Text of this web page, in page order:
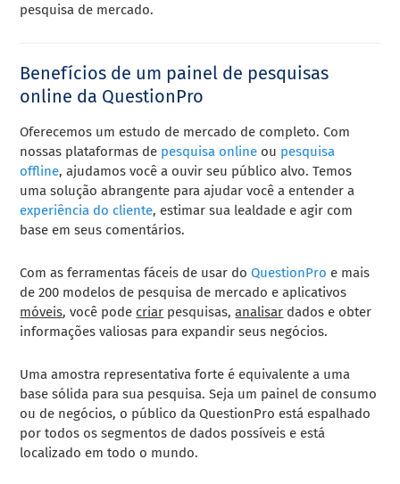
pesquisa de mercado.
Benefícios de um painel de pesquisas
online da QuestionPro
Oferecemos um estudo de mercado de completo. Com
nossas plataformas de pesquisa online ou pesquisa
offline, ajudamos você a ouvir seu público alvo. Temos
uma solução abrangente para ajudar você a entender a
experiência do cliente, estimar sua lealdade e agir com
base em seus comentários.
Com as ferramentas fáceis de usar doQuestionPro e mais
de200 modelos de pesquisa de mercado e aplicativos
móveis, você pode criar pesquisas,analisar dados e obter
informações valiosas para expandir seus negócios.
Uma amostra representativa forte é equivalente a uma
base sólida para sua pesquisa. Seja um painel de consumo
ou de negócios, o público da QuestionPro está espalhado
por todos os segmentos de dados possíveis e está
localizado em todo o mundo.